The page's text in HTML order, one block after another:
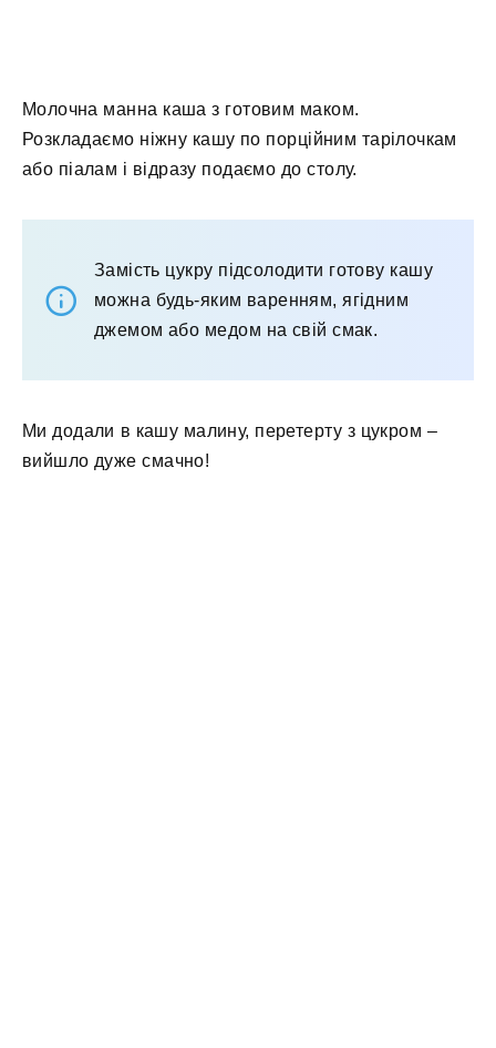
Молочна манна каша з готовим маком.
Розкладаємо ніжну кашу по порційним тарілочкам
або піалам і відразу подаємо до столу.
Замість цукру підсолодити готову кашу
можна будь-яким варенням, ягідним
джемом або медом на свій смак.
Ми додали в кашу малину, перетерту з цукром –
вийшло дуже смачно!